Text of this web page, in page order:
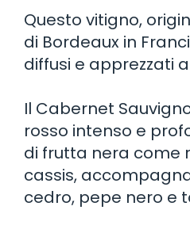
Questo vitigno,
di Bordeaux in
diffusi e apprezzati
Il Cabernet
rosso intenso e
di frutta nera come
cassis,
cedro, pepe nero e